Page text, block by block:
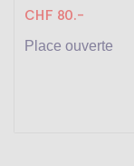
CHF 80.-
Place ouverte